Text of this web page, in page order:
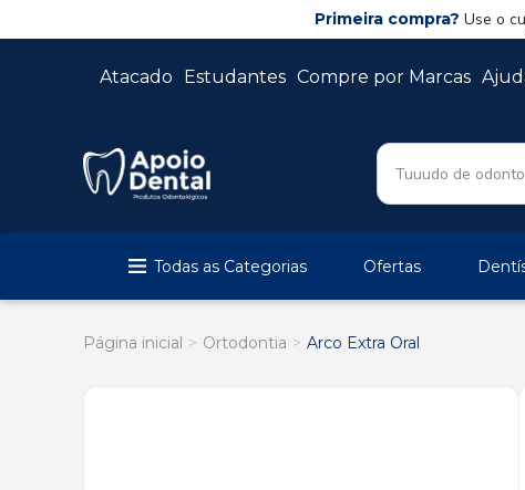
Primeira compra? Use o
Atacado Estudantes Compre por Marcas
Todas as Categorias Ofertas
Página inicial Ortodontia Arco Extra Oral